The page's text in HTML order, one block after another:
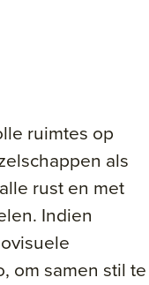
ruimtes op
als
rust en met
Indien
om samen stil te